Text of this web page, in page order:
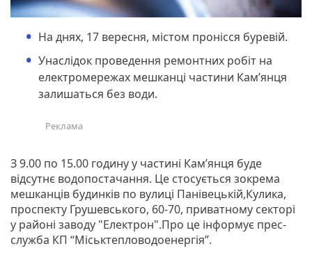
На днях, 17 вересня, містом пронісся буревій.
Унаслідок проведення ремонтних робіт на
електромережах мешканці частини Кам’янця
залишаться без води.
З 9.00 по 15.00 годину у частині Кам’янця буде
відсутнє водопостачання. Це стосується зокрема
мешканців будинків по вулиці Панівецькій,Кулика,
проспекту Грушевського, 60-70, приватному секторі
у районі заводу "Електрон".Про це інформує прес-
служба КП “Міськтепловодоенергія”.